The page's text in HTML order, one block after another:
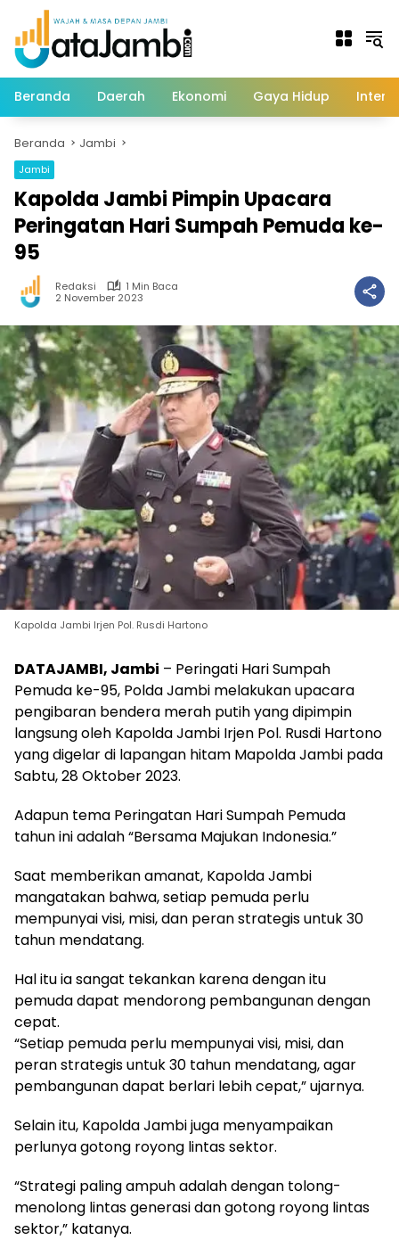
Langsung
konten
Beranda Daerah Ekonomi Gaya Hidup
Beranda Jambi
Jambi
Kapolda Jambi Pimpin Upacara
Peringatan Hari Sumpah Pemuda ke-
95
Redaksi
1 Min Baca
2 November 2023
Kapolda Jambi Irjen Pol. Rusdi Hartono
DATAJAMBI, Jambi – Peringati Hari Sumpah
Pemuda ke-95, Polda Jambi melakukan upacara
pengibaran bendera merah putih yang dipimpin
langsung oleh Kapolda Jambi Irjen Pol. Rusdi Hartono
yang digelar di lapangan hitam Mapolda Jambi pada
Sabtu, 28 Oktober 2023.
Adapun tema Peringatan Hari Sumpah Pemuda
tahun ini adalah “Bersama Majukan Indonesia.”
Saat memberikan amanat, Kapolda Jambi
mangatakan bahwa, setiap pemuda perlu
mempunyai visi, misi, dan peran strategis untuk 30
tahun mendatang.
Hal itu ia sangat tekankan karena dengan itu
pemuda dapat mendorong pembangunan dengan
cepat.
“Setiap pemuda perlu mempunyai visi, misi, dan
peran strategis untuk 30 tahun mendatang, agar
pembangunan dapat berlari lebih cepat,” ujarnya.
Selain itu, Kapolda Jambi juga menyampaikan
perlunya gotong royong lintas sektor.
“Strategi paling ampuh adalah dengan tolong-
menolong lintas generasi dan gotong royong lintas
sektor,” katanya.